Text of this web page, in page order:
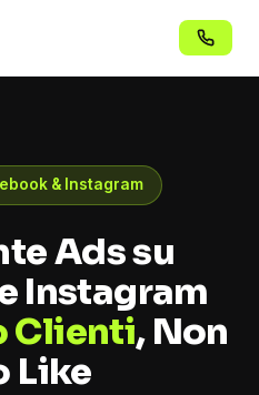
& Instagram
Ads su
Instagram
Clienti, Non
Like